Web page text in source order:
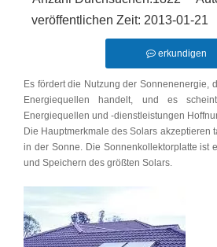
veröffentlichen Zeit: 2013-01-
erkundigen
Es fördert die Nutzung der Sonnenenergie,
Energiequellen handelt, und es
Energiequellen und -dienstleistungen
Die Hauptmerkmale des Solars akzeptieren
in der Sonne. Die Sonnenkollektorplatte ist
und Speichern des größten Solars.